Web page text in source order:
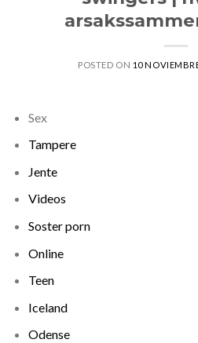
POSTED ON 10
Sex
Tampere
Jente
Videos
Soster porn
Online
Teen
Iceland
Odense